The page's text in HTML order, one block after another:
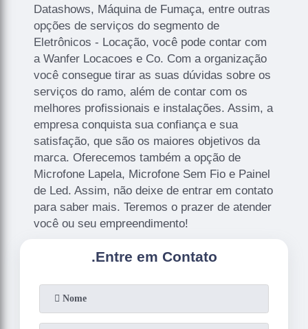
Datashows, Máquina de Fumaça, entre outras
opções de serviços do segmento de
Eletrônicos - Locação, você pode contar com
a Wanfer Locacoes e Co. Com a organização
você consegue tirar as suas dúvidas sobre os
serviços do ramo, além de contar com os
melhores profissionais e instalações. Assim, a
empresa conquista sua confiança e sua
satisfação, que são os maiores objetivos da
marca. Oferecemos também a opção de
Microfone Lapela, Microfone Sem Fio e Painel
de Led. Assim, não deixe de entrar em contato
para saber mais. Teremos o prazer de atender
você ou seu empreendimento!
.Entre em Contato